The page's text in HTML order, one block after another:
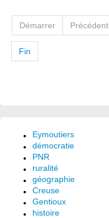
Démarrer Précédent
Fin
Eymoutiers
démocratie
PNR
ruralité
géographie
Creuse
Gentioux
histoire